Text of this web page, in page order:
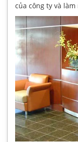
của công ty và